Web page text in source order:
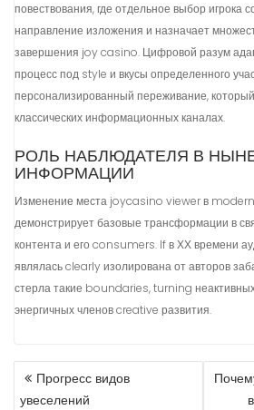
повествования, где отдельное выбор игрока
направление изложения и назначает
завершения joy casino. Цифровой разум
процесс под style и вкусы определенного
персонализированный переживание,
классических информационных каналах.
РОЛЬ НАБЛЮДАТЕЛЯ В
ИНФОРМАЦИИ
Изменение места joycasino viewer в
демонстрирует базовые трансформации в
контента и его consumers. If в ХХ времени
являлась clearly изолирована от авторов
стерла такие boundaries, turning
энергичных членов creative развития.
POST
NAVIGATION
Прогресс видов
увеселений